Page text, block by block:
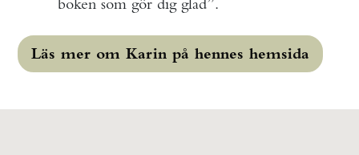
Läs mer om Karin på hennes hemsida